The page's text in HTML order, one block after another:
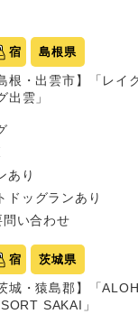
宿 島根県
根・出雲市】「レイ
出雲」
あり
ドッグランあり
い合わせ
宿 茨城県
茨城・猿島郡】「
SAKAI」